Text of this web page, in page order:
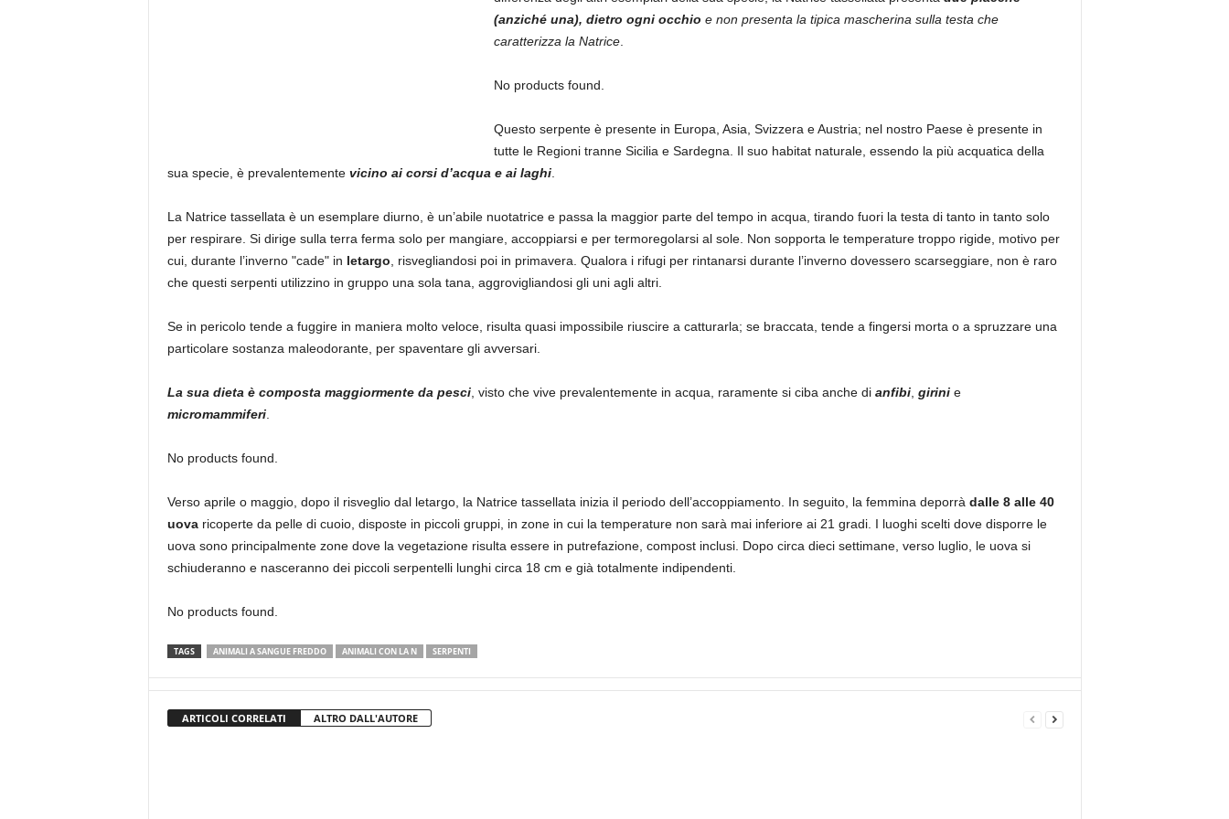
(anziché una), dietro ogni occhio e non presenta la tipica mascherina sulla testa che
caratterizza la Natrice.
No products found.
Questo serpente è presente in Europa, Asia, Svizzera e Austria; nel nostro Paese è presente in
tutte le Regioni tranne Sicilia e Sardegna. Il suo habitat naturale, essendo la più acquatica della
sua specie, è prevalentemente vicino ai corsi d’acqua e ai laghi.
La Natrice tassellata è un esemplare diurno, è un’abile nuotatrice e passa la maggior parte del tempo in acqua, tirando fuori la testa di tanto in tanto solo
per respirare. Si dirige sulla terra ferma solo per mangiare, accoppiarsi e per termoregolarsi al sole. Non sopporta le temperature troppo rigide, motivo per
cui, durante l’inverno "cade" in letargo , risvegliandosi poi in primavera. Qualora i rifugi per rintanarsi durante l’inverno dovessero scarseggiare, non è raro
che questi serpenti utilizzino in gruppo una sola tana, aggrovigliandosi gli uni agli altri.
Se in pericolo tende a fuggire in maniera molto veloce, risulta quasi impossibile riuscire a catturarla; se braccata, tende a fingersi morta o a spruzzare una
particolare sostanza maleodorante, per spaventare gli avversari.
La sua dieta è composta maggiormente da pesci, visto che vive prevalentemente in acqua, raramente si ciba anche di anfibi, girini e
micromammiferi.
No products found.
Verso aprile o maggio, dopo il risveglio dal letargo, la Natrice tassellata inizia il periodo dell’accoppiamento. In seguito, la femmina deporrà dalle 8 alle 40
uovaricoperte da pelle di cuoio, disposte in piccoli gruppi, in zone in cui la temperature non sarà mai inferiore ai 21 gradi. I luoghi scelti dove disporre le
uova sono principalmente zone dove la vegetazione risulta essere in putrefazione, compost inclusi. Dopo circa dieci settimane, verso luglio, le uova si
schiuderanno e nasceranno dei piccoli serpentelli lunghi circa 18 cm e già totalmente indipendenti.
No products found.
TAGS ANIMALI A SANGUE FREDDO ANIMALI CON LA N SERPENTI
ARTICOLI CORRELATI ALTRO DALL'AUTORE